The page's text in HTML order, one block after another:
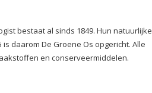
bestaat al sinds 1849. Hun natuurlijke
daarom De Groene Os opgericht. Alle
en conserveermiddelen.